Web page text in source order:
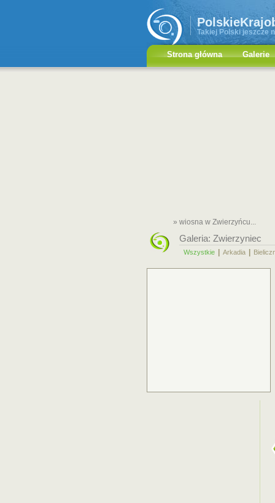
Takiej Polski jeszcze
Strona główna Galerie
» wiosna w Zwierzyńcu...
Galeria: Zwierzyniec
Wszystkie Arkadia